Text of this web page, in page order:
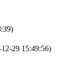
29 15:49:56)